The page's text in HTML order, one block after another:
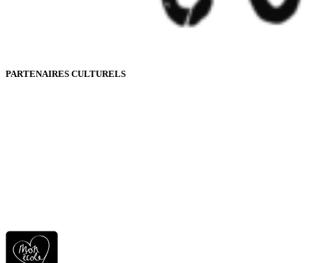
PARTENAIRES CULTURELS